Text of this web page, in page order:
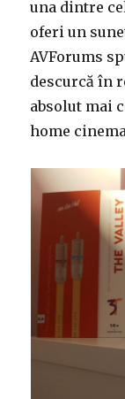
una dintre
oferi un
AVForums
descurcă în
absolut mai
home